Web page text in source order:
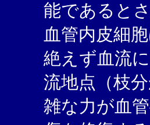
能であると
血管内皮細
絶えず血流
流地点（枝
雑な力が血